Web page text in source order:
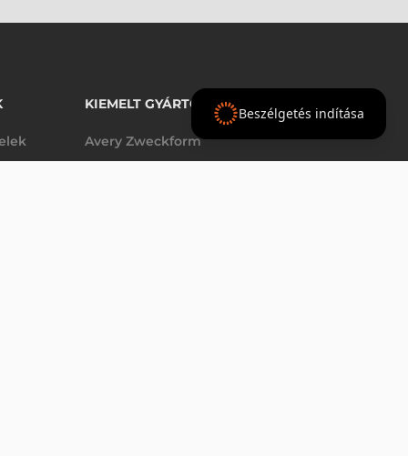
KIEMELT GYÁRTÓINK
Avery Zweckform
Beszélgetés indítása